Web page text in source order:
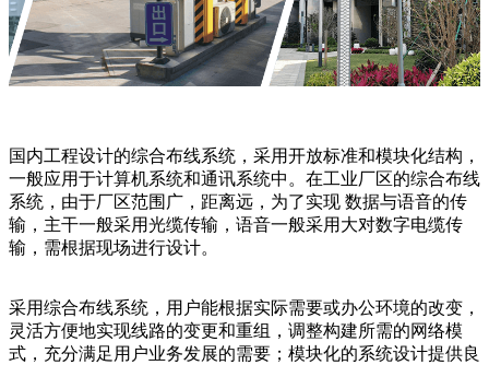
国内工程设计的综合布线系统，采用开放标准和模块化结构，
一般应用于计算机系统和通讯系统中。在工业厂区的综合布线
系统，由于厂区范围广，距离远，为了实现 数据与语音的传
输，主干一般采用光缆传输，语音一般采用大对数字电缆传
输，需根据现场进行设计。
采用综合布线系统，用户能根据实际需要或办公环境的改变，
灵活方便地实现线路的变更和重组，调整构建所需的网络模
式，充分满足用户业务发展的需要；模块化的系统设计提供良